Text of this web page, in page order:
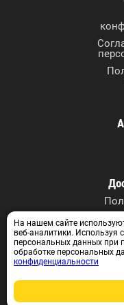
г.
На нашем сайте
веб-аналитики. Используя
персональных данных
обработке персональных
конфиденциальности